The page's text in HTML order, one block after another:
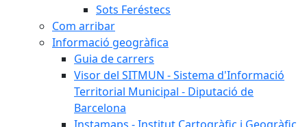
Sots Feréstecs
Com arribar
Informació geogràfica
Guia de carrers
Visor del SITMUN - Sistema d'Informació
Territorial Municipal - Diputació de
Barcelona